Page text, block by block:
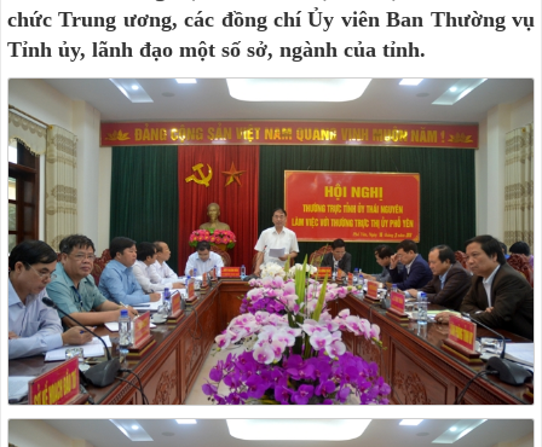
chức Trung ương, các đồng chí Ủy viên Ban Thường vụ
Tỉnh ủy, lãnh đạo một số sở, ngành của tỉnh.